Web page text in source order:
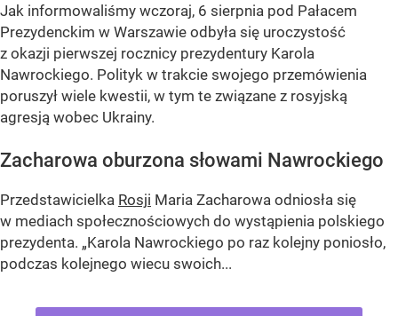
Jak informowaliśmy wczoraj, 6 sierpnia pod Pałacem
Prezydenckim w Warszawie odbyła się uroczystość
z okazji pierwszej rocznicy prezydentury Karola
Nawrockiego. Polityk w trakcie swojego przemówienia
poruszył wiele kwestii, w tym te związane z rosyjską
agresją wobec Ukrainy.
Zacharowa oburzona słowami Nawrockiego
Przedstawicielka Rosji Maria Zacharowa odniosła się
w mediach społecznościowych do wystąpienia polskiego
prezydenta. „Karola Nawrockiego po raz kolejny poniosło,
podczas kolejnego wiecu swoich...